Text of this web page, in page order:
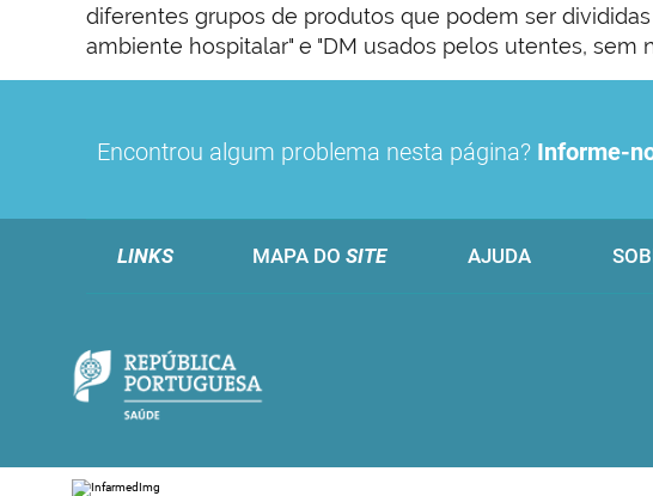
diferentes grupos de produtos que podem ser
ambiente hospitalar" e "DM usados pelos utentes,
Encontrou algum problema nesta página? Informe-
LINKS MAPA DO SITE AJUDA